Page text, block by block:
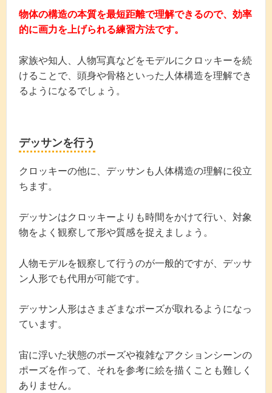
物体の構造の本質を最短距離で理解できるので、効率
的に画力を上げられる練習方法です。
家族や知人、人物写真などをモデルにクロッキーを続
けることで、頭身や骨格といった人体構造を理解でき
るようになるでしょう。
デッサンを行う
クロッキーの他に、デッサンも人体構造の理解に役立
ちます。
デッサンはクロッキーよりも時間をかけて行い、対象
物をよく観察して形や質感を捉えましょう。
人物モデルを観察して行うのが一般的ですが、デッサ
ン人形でも代用が可能です。
デッサン人形はさまざまなポーズが取れるようになっ
ています。
宙に浮いた状態のポーズや複雑なアクションシーンの
ポーズを作って、それを参考に絵を描くことも難しく
ありません。